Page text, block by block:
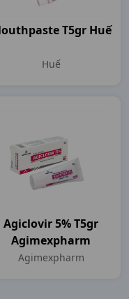
T5gr Huế
Huế
Agiclovir 5% T5gr
Agimexpharm
Agimexpharm